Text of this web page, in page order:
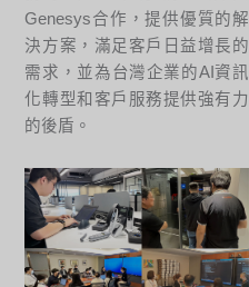
Genesys合作，提供優質的解
決方案，滿足客戶日益增長的
需求，並為台灣企業的AI資訊
化轉型和客戶服務提供強有力
的後盾。